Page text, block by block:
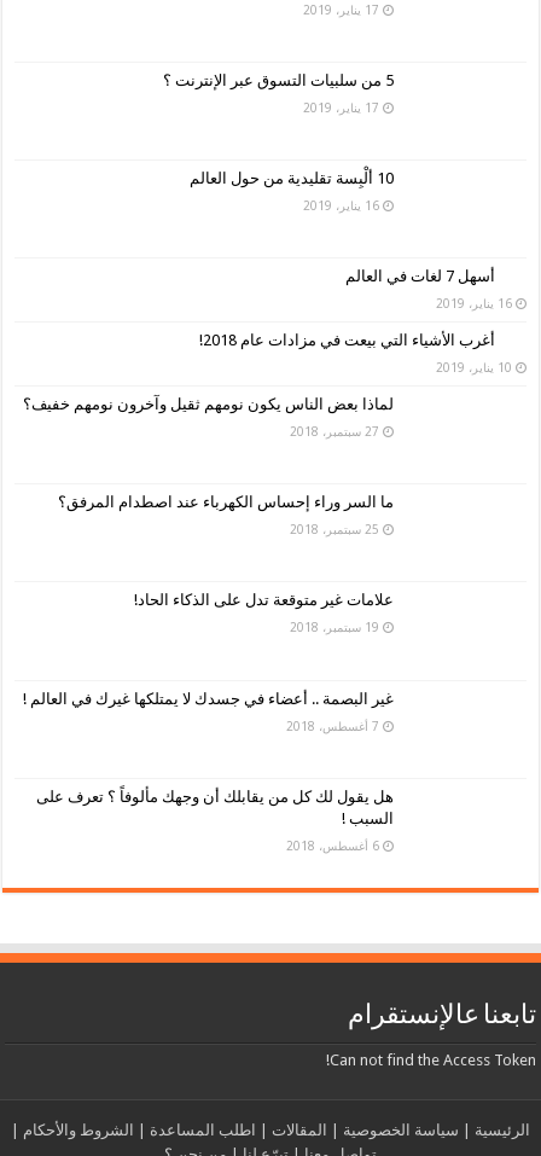
17 يناير، 2019
5 من سلبيات التسوق عبر الإنترنت ؟
17 يناير، 2019
10 ألْبِسة تقليدية من حول العالم
16 يناير، 2019
أسهل 7 لغات في العالم
16 يناير، 2019
أغرب الأشياء التي بيعت في مزادات عام 2018!
10 يناير، 2019
لماذا بعض الناس يكون نومهم ثقيل وآخرون نومهم خفيف؟
27 سبتمبر، 2018
ما السر وراء إحساس الكهرباء عند اصطدام المرفق؟
25 سبتمبر، 2018
علامات غير متوقعة تدل على الذكاء الحاد!
19 سبتمبر، 2018
غير البصمة .. أعضاء في جسدك لا يمتلكها غيرك في العالم !
7 أغسطس، 2018
هل يقول لك كل من يقابلك أن وجهك مألوفاً ؟ تعرف على
السبب !
6 أغسطس، 2018
تابعنا عالإنستقرام
Can not find the Access Token!
الرئيسية سياسة الخصوصية المقالات اطلب المساعدة الشروط والأحكام